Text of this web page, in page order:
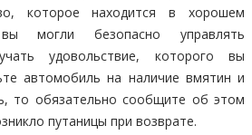
которое находится в хорошем
могли безопасно управлять
удовольствие, которого вы
автомобиль на наличие вмятин и
то обязательно сообщите об этом
путаницы при возврате.